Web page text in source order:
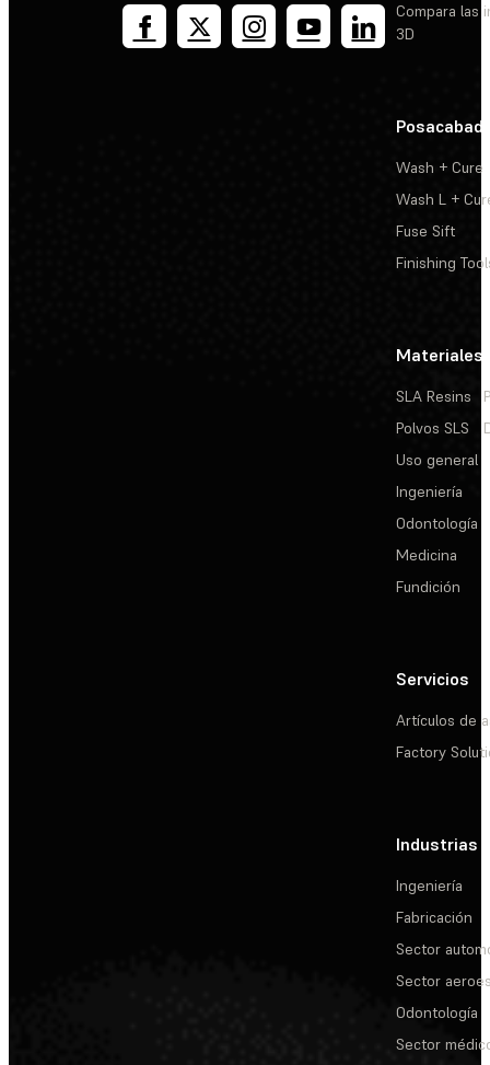
Compara las
3D
Wash + Cure
Wash L +
Fuse Sift
Finishing
Materiales
SLA Resins
Polvos SLS
Uso general
Ingeniería
Odontología
Medicina
Fundición
Servicios
Artículos de
Factory
Industrias
Ingeniería
Fabricación
Sector
Sector
Odontología
Sector